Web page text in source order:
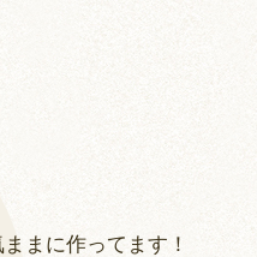
まに作ってます！